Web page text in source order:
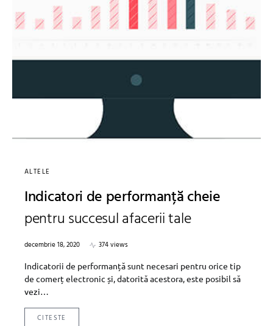
ALTELE
Indicatori de performanță cheie
pentru succesul afacerii tale
decembrie 18, 2020
374 views
Indicatorii de performanță sunt necesari pentru orice tip
de comerț electronic și, datorită acestora, este posibil să
vezi…
CITESTE